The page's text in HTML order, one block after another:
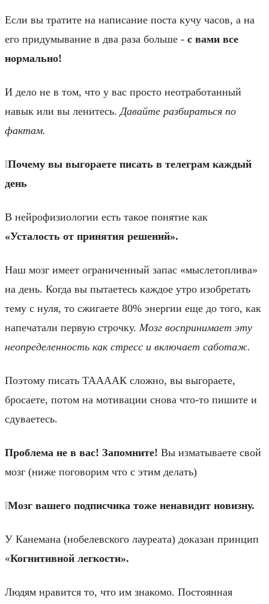
Если вы тратите на написание поста кучу часов, а на
его придумывание в два раза больше - с вами все
нормально!
И дело не в том, что у вас просто неотработанный
навык или вы ленитесь. Давайте разбираться по
фактам.
❕Почему вы выгораете писать в телеграм каждый
день
В нейрофизиологии есть такое понятие как
«Усталость от принятия решений».
Наш мозг имеет ограниченный запас «мыслетоплива»
на день. Когда вы пытаетесь каждое утро изобретать
тему с нуля, то сжигаете 80% энергии еще до того, как
напечатали первую строчку. Мозг воспринимает эту
неопределенность как стресс и включает саботаж.
Поэтому писать ТААААК сложно, вы выгораете,
бросаете, потом на мотивации снова что-то пишите и
сдуваетесь.
Проблема не в вас! Запомните! Вы изматываете свой
мозг (ниже поговорим что с этим делать)
❕Мозг вашего подписчика тоже ненавидит новизну.
У Канемана (нобелевского лауреата) доказан принцип
«Когнитивной легкости».
Людям нравится то, что им знакомо. Постоянная